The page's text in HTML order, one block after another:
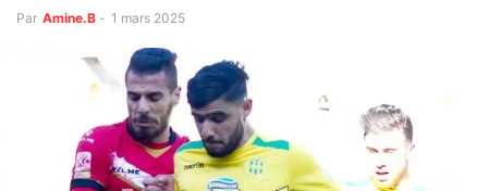
Par Amine.B - 1 mars 2025